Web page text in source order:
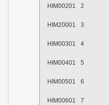
HIM00201 2
HIM20001 3
HIM00301 4
HIM00401 5
HIM00501 6
HIM00601 7